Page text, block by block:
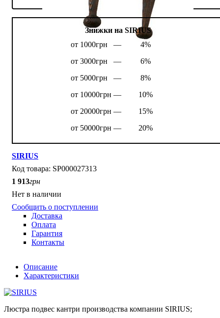
Знижки на SIRIUS
от 1000грн —
4%
от 3000грн —
6%
от 5000грн —
8%
от 10000грн —
10%
от 20000грн —
15%
от 50000грн —
20%
SIRIUS
SP000027313
1 913грн
Нет в наличии
Сообщить о поступлении
Доставка
Оплата
Гарантия
Контакты
Описание
Характеристики
Люстра подвес кантри производства компании SIRIUS;